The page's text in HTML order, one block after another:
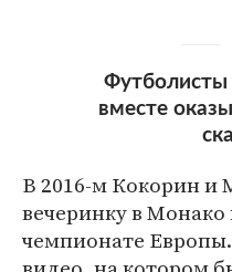
Футболисты
вместе
В 2016-м Кокорин и
вечеринку в Монако
чемпионате